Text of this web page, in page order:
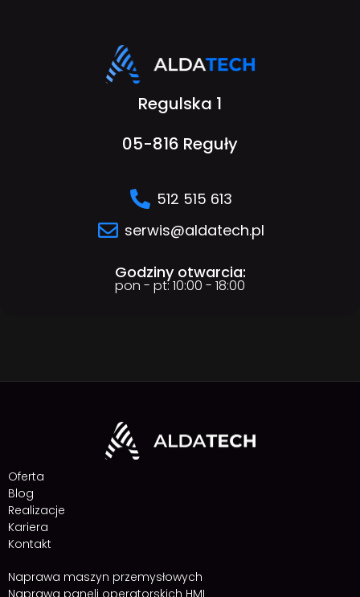
Regulska 1
05-816 Reguły
512 515 613
serwis@aldatech.pl
Godziny otwarcia:
pon - pt: 10:00 - 18:00
Oferta
Blog
Realizacje
Kariera
Kontakt
Naprawa maszyn przemysłowych